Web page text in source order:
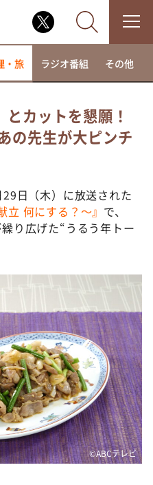
ィ！～ やすとものいたっ
立 何にする？～
ズン２
義のミカタ
・旅 ラジオ番組 その他
とカットを懇願！
の先生が大ピンチ
日（木）に放送された
立 何にする？～』 で、
り広げた“うるう年トー
©️ABCテレビ